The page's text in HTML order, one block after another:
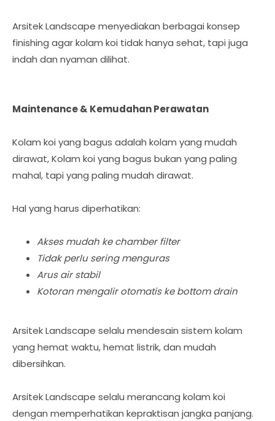
Arsitek Landscape menyediakan berbagai konsep
finishing agar kolam koi tidak hanya sehat, tapi juga
indah dan nyaman dilihat.
Maintenance & Kemudahan Perawatan
Kolam koi yang bagus adalah kolam yang mudah
dirawat, Kolam koi yang bagus bukan yang paling
mahal, tapi yang paling mudah dirawat.
Hal yang harus diperhatikan:
Akses mudah ke chamber filter
Tidak perlu sering menguras
Arus air stabil
Kotoran mengalir otomatis ke bottom drain
Arsitek Landscape selalu mendesain sistem kolam
yang hemat waktu, hemat listrik, dan mudah
dibersihkan.
Arsitek Landscape selalu merancang kolam koi
dengan memperhatikan kepraktisan jangka panjang.